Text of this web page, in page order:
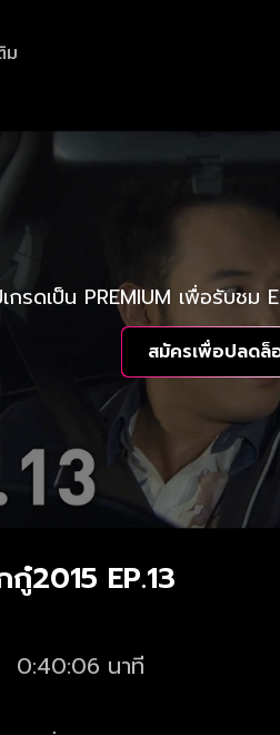
ม
กรดเป็น PREMIUM เพื่อรับช
สมัครเพื่อปลดล็
2015 EP.13
0:40:06 นาที